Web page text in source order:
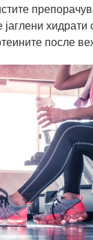
јаглени
после